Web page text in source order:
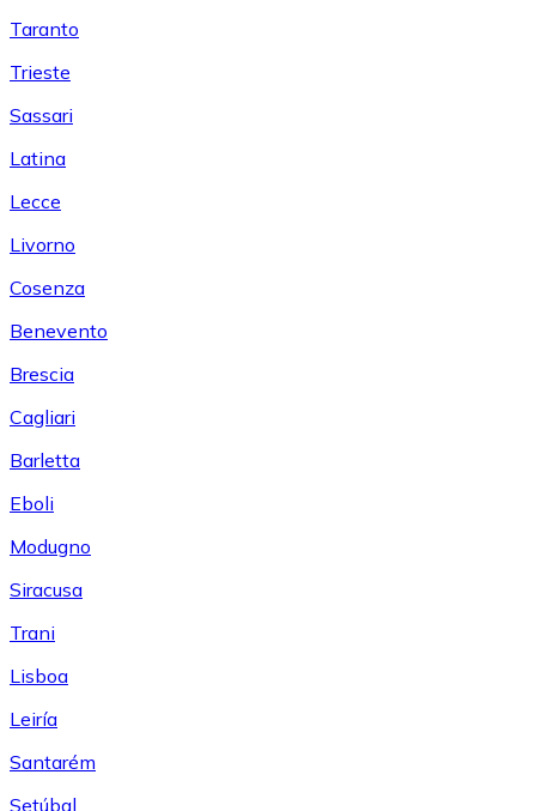
Taranto
Trieste
Sassari
Latina
Lecce
Livorno
Cosenza
Benevento
Brescia
Cagliari
Barletta
Eboli
Modugno
Siracusa
Trani
Lisboa
Leiría
Santarém
Setúbal